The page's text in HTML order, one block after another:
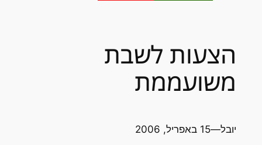
הצעות לשבת
משועממת
יובל—15 באפריל, 2006